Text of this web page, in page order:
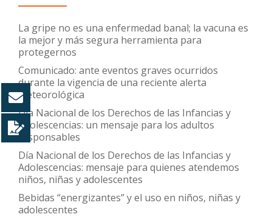
La gripe no es una enfermedad banal; la vacuna es
la mejor y más segura herramienta para
protegernos
Comunicado: ante eventos graves ocurridos
durante la vigencia de una reciente alerta
meteorológica
Día Nacional de los Derechos de las Infancias y
Adolescencias: un mensaje para los adultos
responsables
Día Nacional de los Derechos de las Infancias y
Adolescencias: mensaje para quienes atendemos
niños, niñas y adolescentes
Bebidas “energizantes” y el uso en niños, niñas y
adolescentes